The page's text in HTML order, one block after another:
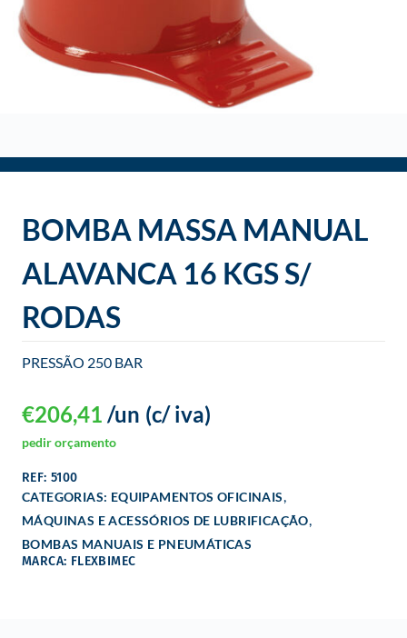
BOMBA MASSA MANUAL
ALAVANCA 16 KGS S/
RODAS
PRESSÃO 250 BAR
€206,41 (c/ iva)
/un
pedir orçamento
REF: 5100
CATEGORIAS: EQUIPAMENTOS OFICINAIS
MÁQUINAS E ACESSÓRIOS DE LUBRIFICAÇÃO
BOMBAS MANUAIS E PNEUMÁTICAS
MARCA: FLEXBIMEC